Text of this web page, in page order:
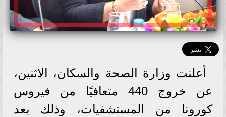
أعلنت وزارة الصحة والسكان، الاثنين،
عن خروج 440 متعافيًا من فيروس
كورونا من المستشفيات، وذلك بعد